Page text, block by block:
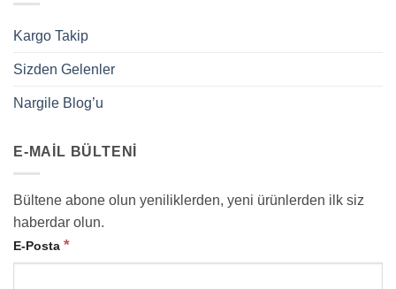
Kargo Takip
Sizden Gelenler
Nargile Blog’u
E-MAIL BÜLTENI
Bültene abone olun yeniliklerden, yeni ürünlerden ilk siz
haberdar olun.
E-Posta *